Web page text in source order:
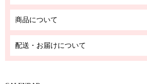
商品について
配送・お届けについて